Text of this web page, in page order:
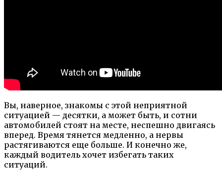
Вы, наверное, знакомы с этой неприятной
ситуацией — десятки, а может быть, и сотни
автомобилей стоят на месте, неспешно двигаясь
вперед. Время тянется медленно, а нервы
растягиваются еще больше. И конечно же,
каждый водитель хочет избегать таких
ситуаций.